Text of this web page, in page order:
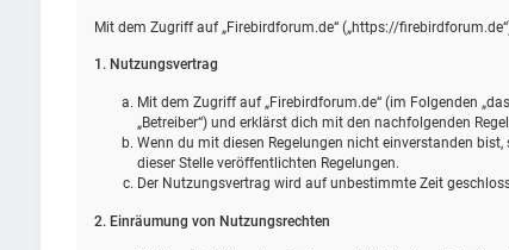
Mit dem Zugriff auf „Firebirdforum.de“ („https://
1. Nutzungsvertrag
Mit dem Zugriff auf „Firebirdforum.de“ (im Folgenden
„Betreiber“) und erklärst dich mit den nachfolgenden
Wenn du mit diesen Regelungen nicht einverstanden
dieser Stelle veröffentlichten Regelungen.
Der Nutzungsvertrag wird auf unbestimmte Zeit
2. Einräumung von Nutzungsrechten